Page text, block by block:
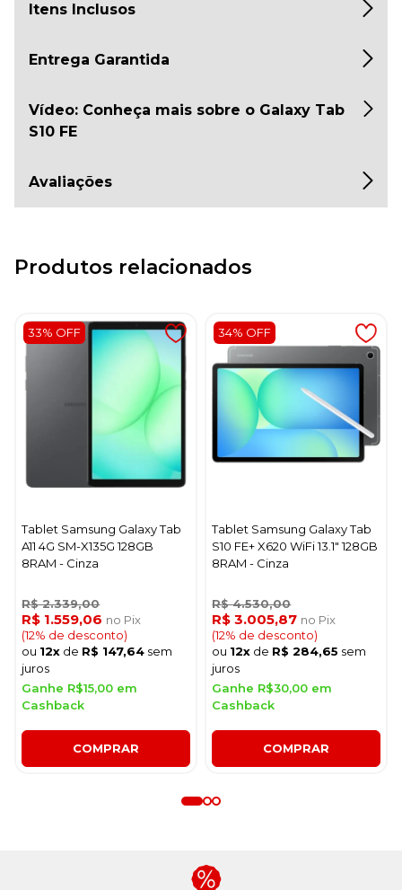
Itens Inclusos
Entrega Garantida
Vídeo: Conheça mais sobre o Galaxy Tab
S10 FE
Avaliações
Produtos relacionados
33% OFF
Tablet Samsung Galaxy Tab
A11 4G SM-X135G 128GB
8RAM - Cinza
R$ 2.339,00
R$ 1.559,06 no Pix
(12% de desconto)
ou 12x de R$ 147,64 sem
juros
Ganhe R$15,00 em
Cashback
COMPRAR
34% OFF
Tablet Samsung Galaxy Tab
S10 FE+ X620 WiFi 13.1" 128GB
8RAM - Cinza
R$ 4.530,00
R$ 3.005,87 no Pix
(12% de desconto)
ou 12x de R$ 284,65 sem
juros
Ganhe R$30,00 em
Cashback
COMPRAR